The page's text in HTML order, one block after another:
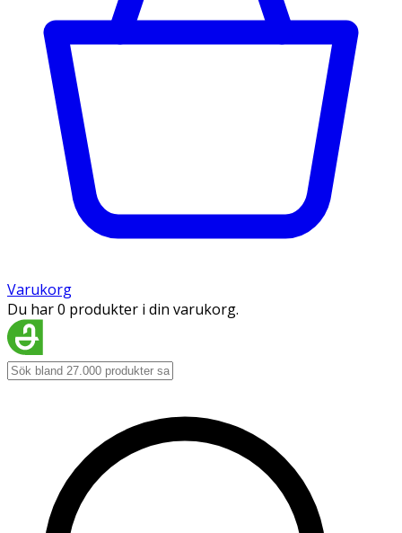
Varukorg
Du har 0 produkter i din varukorg.